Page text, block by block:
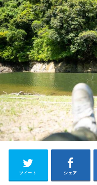
ツイート シェア